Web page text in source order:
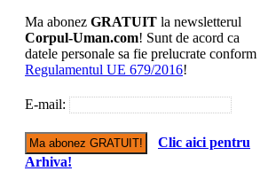
Ma abonez GRATUIT la newsletterul
Corpul-Uman.com! Sunt de acord ca
datele personale sa fie prelucrate conform
Regulamentul UE 679/2016!
E-mail:
Clic aici pentru
Arhiva!